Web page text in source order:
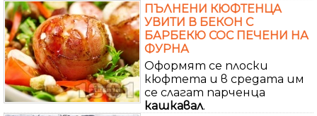
ПЪЛНЕНИ КЮФТЕНЦА
УВИТИ В БЕКОН С
БАРБЕКЮ СОС ПЕЧЕНИ НА
ФУРНА
Оформят се плоски
кюфтета и в средата им
се слагат парченца
кашкавал.